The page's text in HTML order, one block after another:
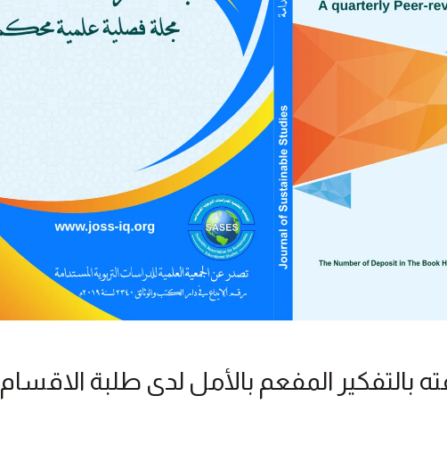
بالتفكير المفعم بالأمل لدى طلبة الاقسام